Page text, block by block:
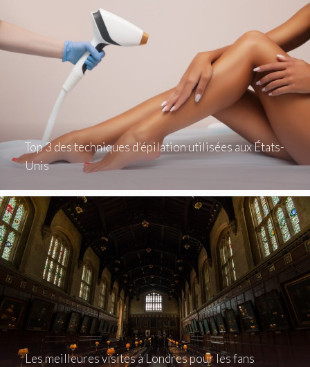
Top 3 des techniques d’épilation utilisées aux États-
Unis
Les meilleures visites à Londres pour les fans